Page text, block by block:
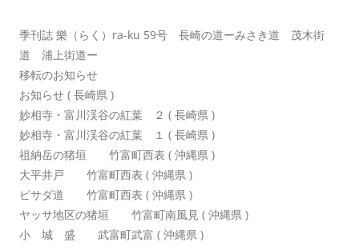
季刊誌 樂（らく）ra-ku 59号 長崎の道ーみさき道 茂木街
道 浦上街道ー
移転のお知らせ
お知らせ ( 長崎県 )
妙相寺・富川渓谷の紅葉 ２ ( 長崎県 )
妙相寺・富川渓谷の紅葉 １ ( 長崎県 )
祖納岳の猪垣 竹富町西表 ( 沖縄県 )
大平井戸 竹富町西表 ( 沖縄県 )
ピサダ道 竹富町西表 ( 沖縄県 )
ヤッサ地区の猪垣 竹富町南風見 ( 沖縄県 )
小 城 盛 武富町武富 ( 沖縄県 )